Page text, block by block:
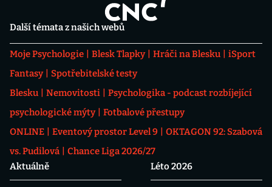
Další témata z našich webů
Moje Psychologie Blesk Tlapky Hráči na Blesku
iSport
Fantasy
Spotřebitelské testy
Blesku
Nemovitosti
Psychologika - podcast rozbíjející
psychologické mýty
Fotbalové přestupy
ONLINE
Eventový prostor Level 9
OKTAGON 92: Szabová
vs. Pudilová
Chance Liga 2026/27
Aktuálně
Léto 2026